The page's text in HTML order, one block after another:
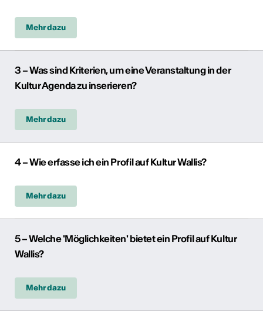
Mehr dazu
3 – Was sind Kriterien, um eine Veranstaltung in der
Kultur Agenda zu inserieren?
Mehr dazu
4 – Wie erfasse ich ein Profil auf Kultur Wallis?
Mehr dazu
5 – Welche 'Möglichkeiten' bietet ein Profil auf Kultur
Wallis?
Mehr dazu